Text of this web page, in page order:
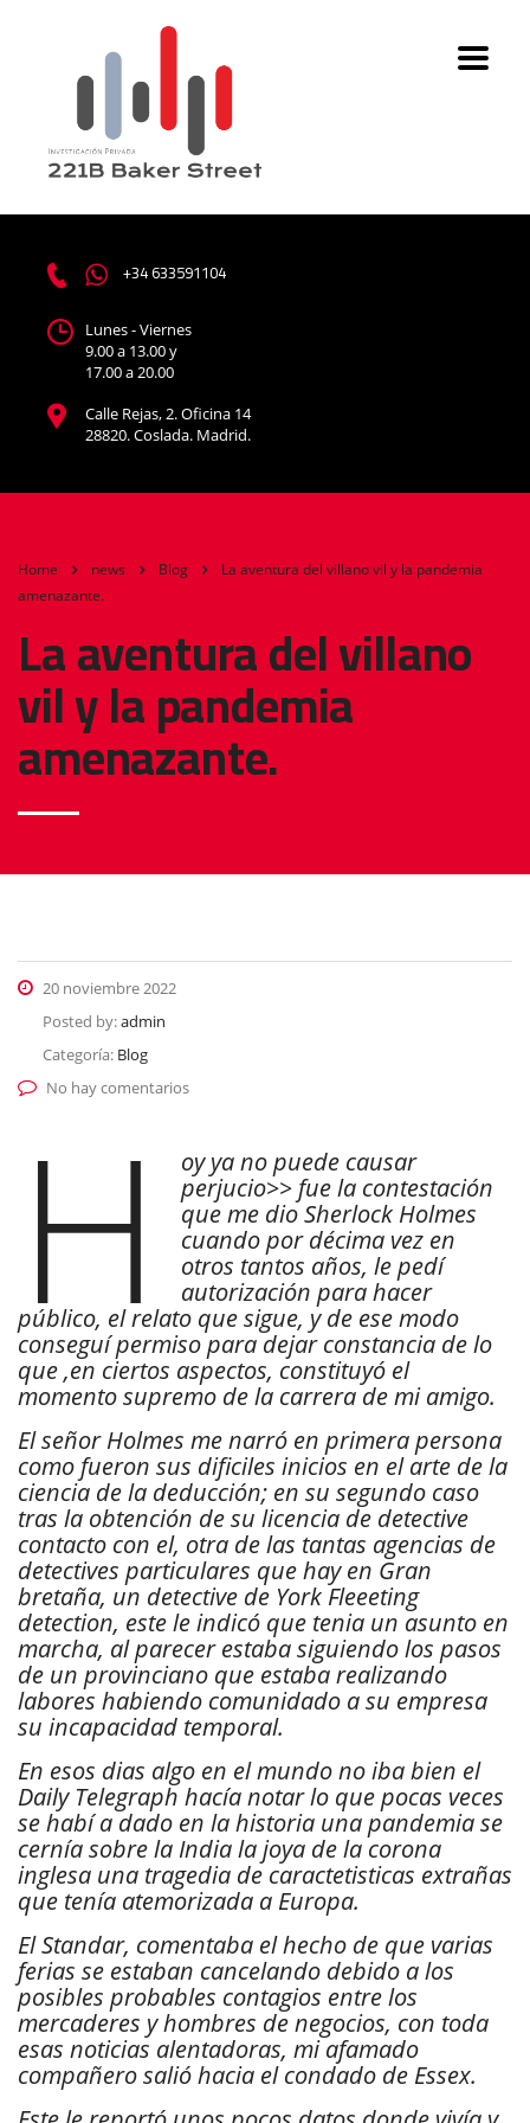
+34 633591104
Lunes - Viernes
9.00 a 13.00 y
17.00 a 20.00
Calle Rejas, 2. Oficina 14
28820. Coslada. Madrid.
Home news Blog
La aventura del villano vil y la pandemia
amenazante.
La aventura del villano
vil y la pandemia
amenazante.
20 noviembre 2022
Posted by:admin
Categoría: Blog
No hay comentarios
H
oy ya no puede causar
perjucio>> fue la contestación
que me dio Sherlock Holmes
cuando por décima vez en
otros tantos años, le pedí
autorización para hacer
público, el relato que sigue, y de ese modo
conseguí permiso para dejar constancia de lo
que ,en ciertos aspectos, constituyó el
momento supremo de la carrera de mi amigo.
El señor Holmes me narró en primera persona
como fueron sus dificiles inicios en el arte de la
ciencia de la deducción; en su segundo caso
tras la obtención de su licencia de detective
contacto con el, otra de las tantas agencias de
detectives particulares que hay en Gran
bretaña, un detective de York Fleeeting
detection, este le indicó que tenia un asunto en
marcha, al parecer estaba siguiendo los pasos
de un provinciano que estaba realizando
labores habiendo comunidado a su empresa
su incapacidad temporal.
En esos dias algo en el mundo no iba bien el
Daily Telegraph hacía notar lo que pocas veces
se habí a dado en la historia una pandemia se
cernía sobre la India la joya de la corona
inglesa una tragedia de caractetisticas extrañas
que tenía atemorizada a Europa.
El Standar, comentaba el hecho de que varias
ferias se estaban cancelando debido a los
posibles probables contagios entre los
mercaderes y hombres de negocios, con toda
esas noticias alentadoras, mi afamado
compañero salió hacia el condado de Essex.